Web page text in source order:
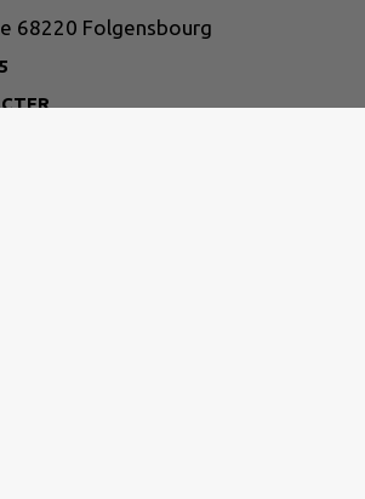
68220 Folgensbourg